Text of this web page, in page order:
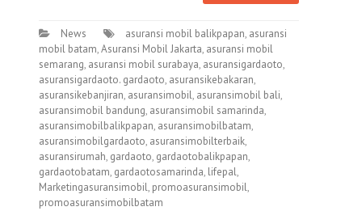
News asuransi mobil balikpapan, asuransi
mobil batam,Asuransi Mobil Jakarta, asuransi mobil
semarang, asuransi mobil surabaya, asuransigardaoto,
asuransigardaoto. gardaoto, asuransikebakaran,
asuransikebanjiran, asuransimobil, asuransimobil bali,
asuransimobil bandung, asuransimobil samarinda,
asuransimobilbalikpapan, asuransimobilbatam,
asuransimobilgardaoto, asuransimobilterbaik,
asuransirumah, gardaoto, gardaotobalikpapan,
gardaotobatam, gardaotosamarinda, lifepal,
Marketingasuransimobil, promoasuransimobil,
promoasuransimobilbatam